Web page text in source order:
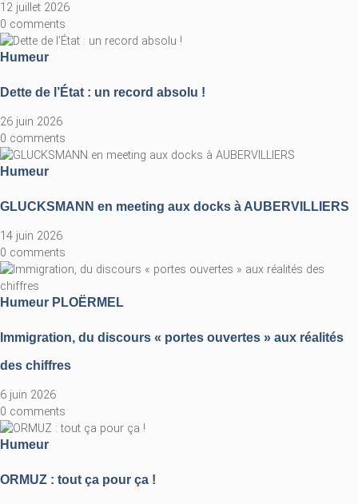
12 juillet 2026
0 comments
Humeur
Dette de l’État : un record absolu !
26 juin 2026
0 comments
Humeur
GLUCKSMANN en meeting aux docks à AUBERVILLIERS
14 juin 2026
0 comments
Humeur PLOËRMEL
Immigration, du discours « portes ouvertes » aux réalités
des chiffres
6 juin 2026
0 comments
Humeur
ORMUZ : tout ça pour ça !